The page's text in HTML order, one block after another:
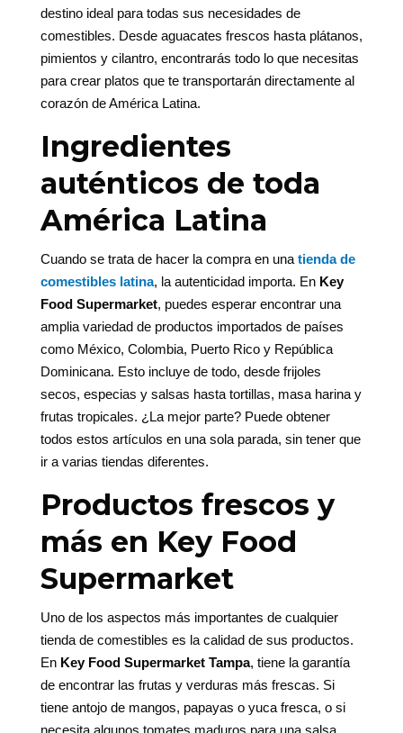
destino ideal para todas sus necesidades de
comestibles. Desde aguacates frescos hasta plátanos,
pimientos y cilantro, encontrarás todo lo que necesitas
para crear platos que te transportarán directamente al
corazón de América Latina.
Ingredientes
auténticos de toda
América Latina
Cuando se trata de hacer la compra en unatienda de
comestibles latina, la autenticidad importa. En Key
Food Supermarket, puedes esperar encontrar una
amplia variedad de productos importados de países
como México, Colombia, Puerto Rico y República
Dominicana. Esto incluye de todo, desde frijoles
secos, especias y salsas hasta tortillas, masa harina y
frutas tropicales. ¿La mejor parte? Puede obtener
todos estos artículos en una sola parada, sin tener que
ir a varias tiendas diferentes.
Productos frescos y
más en Key Food
Supermarket
Uno de los aspectos más importantes de cualquier
tienda de comestibles es la calidad de sus productos.
En Key Food Supermarket Tampa, tiene la garantía
de encontrar las frutas y verduras más frescas. Si
tiene antojo de mangos, papayas o yuca fresca, o si